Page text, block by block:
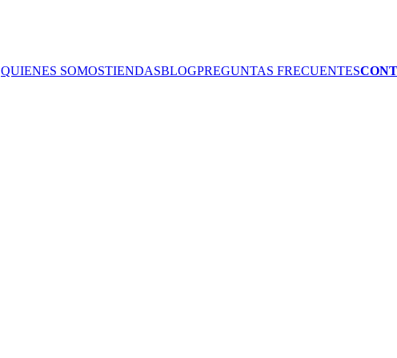
QUIENES SOMOSTIENDASBLOGPREGUNTAS FRECUENTES